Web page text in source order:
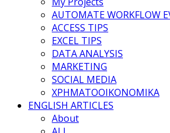
AUTOMATE WORKFLOW
ACCESS TIPS
EXCEL TIPS
DATA ANALYSIS
MARKETING
SOCIAL MEDIA
ΧΡΗΜΑΤΟΟΙΚΟΝΟΜΙΚΑ
ENGLISH ARTICLES
About